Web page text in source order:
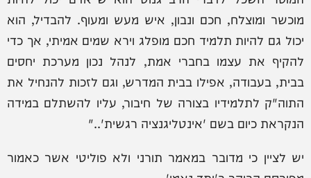
מוכשר ומוצלח, חכם ונבון, איש מעש ומעוף. להבדיל, הוא
יכול גם להיות תלמיד חכם מופלג וירא שמים אמיתי, אך כדי
להקיף את עצמו בחברי אמת, לנהל נכון מערכת יחסים
בבית, בעבודה, אפילו בבית המדרש, וגם לזכות להנחיל את
התוה"ק לתלמידיו בצורה של חיבור, עליו להשתלם במידה
הנקראת כיום בשם 'אינטליגנציה רגשית'.."
יש לציין כי מדובר במאמר תורני ולא פוליטי אשר כאמור